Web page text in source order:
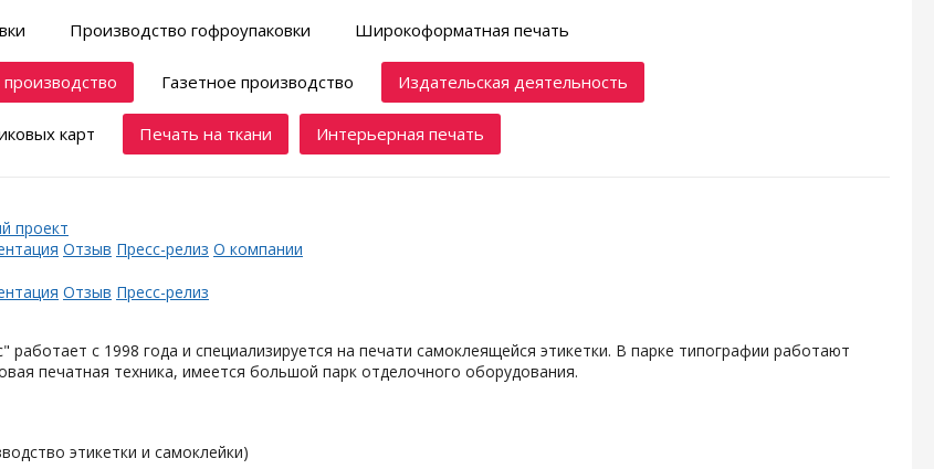
Производство гофроупаковки Широкоформатная печать
Газетное производство Издательская деятельность
карт Печать на ткани Интерьерная печать
Отзыв Пресс-релиз О компании
Отзыв Пресс-релиз
работает с 1998 года и специализируется на печати самоклеящейся этикетки. В парке типографии работают
печатная техника, имеется большой парк отделочного оборудования.
этикетки и самоклейки)